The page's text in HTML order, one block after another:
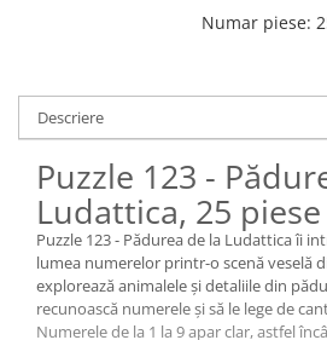
Numar piese:
Descriere
Puzzle 123 -
Ludattica, 25 piese
Puzzle 123 - Pădurea de la Ludattica îi
lumea numerelor printr-o scenă veselă
explorează animalele și detaliile din
recunoască numerele și să le lege de
Numerele de la 1 la 9 apar clar, astfel